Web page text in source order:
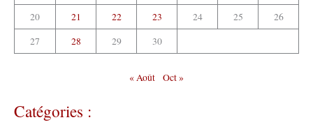
20
21 22 23 24 25
26
27
28 29 30
« Août Oct »
Catégories :